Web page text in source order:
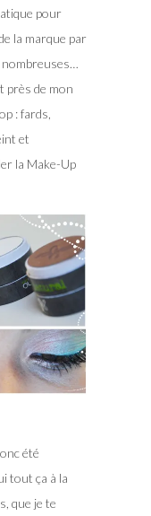
pour
la marque par
nombreuses…
près de mon
: fards,
et
la Make-Up
été
tout ça à la
que je te